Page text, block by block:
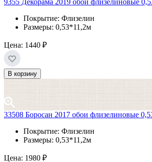
9355 Декорама 2019 обои флизелиновые
Покрытие: Флизелин
Размеры: 0,53*11,2м
Цена: 1440 ₽
В корзину
33508 Боросан 2017 обои флизелиновые
Покрытие: Флизелин
Размеры: 0,53*11,2м
Цена: 1980 ₽